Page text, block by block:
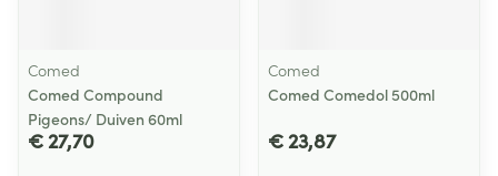
Comed
Comed Compound
Pigeons/ Duiven 60ml
€ 27,70
Comed
Comed Comedol 500ml
€ 23,87